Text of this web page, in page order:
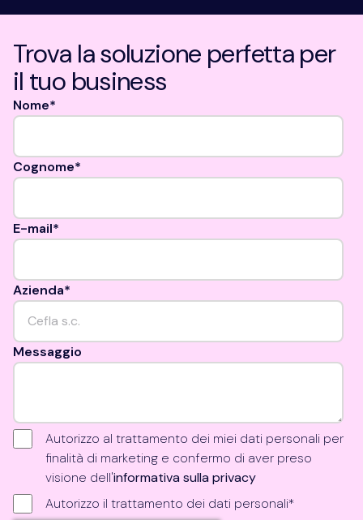
Trova la soluzione perfetta per
il tuo business
Campi: Nome Obbligatorio, Cognome Obbligatorio
Nome*
Cognome*
Campo: E-mail Obbligatorio
E-mail*
Campo: Azienda Obbligatorio
Azienda*
Campo: Messaggio
Messaggio
Campo: Ultima richiesta
Autorizzo al trattamento dei miei dati personali per
finalità di marketing e confermo di aver preso
visione dell'informativa sulla privacy
Autorizzo il trattamento dei dati personali*